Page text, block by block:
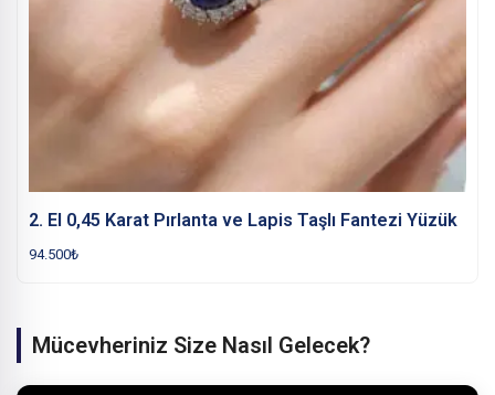
2. El 0,45 Karat Pırlanta ve Lapis Taşlı Fantezi Yüzük
94.500₺
Mücevheriniz Size Nasıl Gelecek?